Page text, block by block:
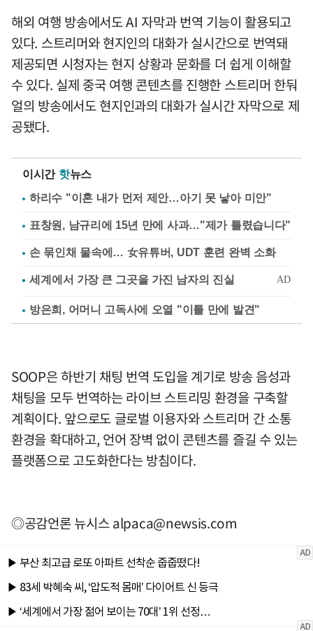
해외 여행 방송에서도 AI 자막과 번역 기능이 활용되고
있다. 스트리머와 현지인의 대화가 실시간으로 번역돼
제공되면 시청자는 현지 상황과 문화를 더 쉽게 이해할
수 있다. 실제 중국 여행 콘텐츠를 진행한 스트리머 한둬
얼의 방송에서도 현지인과의 대화가 실시간 자막으로 제
공됐다.
이시간 핫뉴스
하리수 "이혼 내가 먼저 제안…아기 못 낳아 미안"
표창원, 남규리에 15년 만에 사과…"제가 틀렸습니다"
손 묶인채 물속에… 女유튜버, UDT 훈련 완벽 소화
방은희, 어머니 고독사에 오열 "이틀 만에 발견"
SOOP은 하반기 채팅 번역 도입을 계기로 방송 음성과
채팅을 모두 번역하는 라이브 스트리밍 환경을 구축할
계획이다. 앞으로도 글로벌 이용자와 스트리머 간 소통
환경을 확대하고, 언어 장벽 없이 콘텐츠를 즐길 수 있는
플랫폼으로 고도화한다는 방침이다.
◎공감언론 뉴시스alpaca@newsis.com